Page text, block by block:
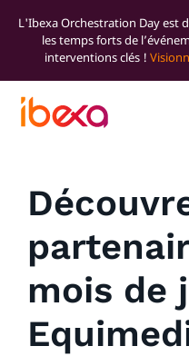
L'Ibexa Orchestration Day est
les temps forts de
interventions clés !
Tous les articles de blog
mois de